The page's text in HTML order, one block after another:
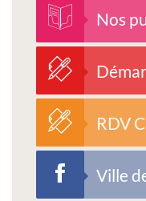
Nos
RDV
Ville